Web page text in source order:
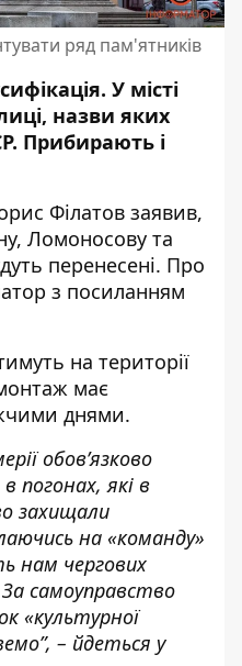
ряд пам'ятників
У місті
назви яких
Прибирають і
Філатов заявив,
Ломоносову та
перенесені. Про
з посиланням
на території
має
днями.
обов’язково
погонах, які в
захищали
на «команду»
нам чергових
самоуправство
«культурної
– йдеться у